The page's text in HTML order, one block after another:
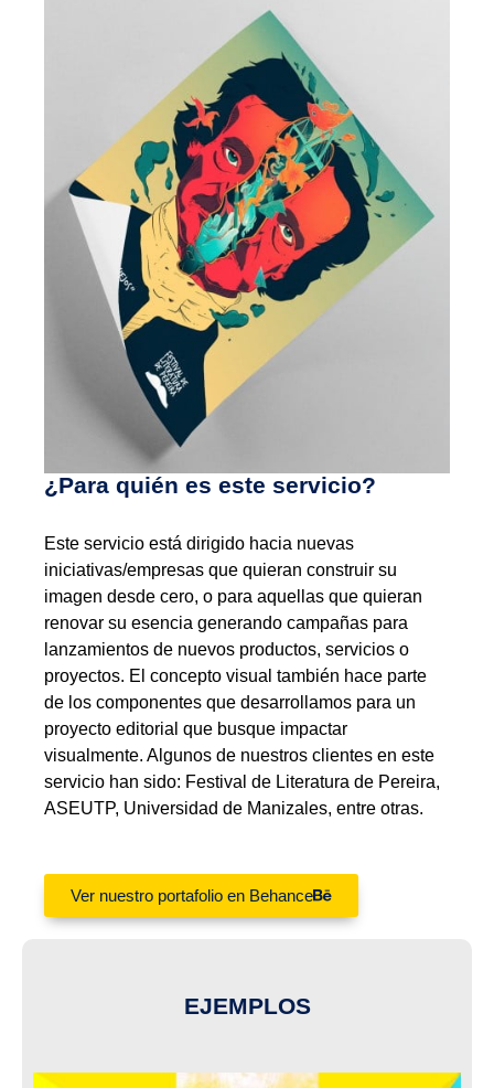
¿Para quién es este servicio?
Este servicio está dirigido hacia nuevas
iniciativas/empresas que quieran construir su
imagen desde cero, o para aquellas que quieran
renovar su esencia generando campañas para
lanzamientos de nuevos productos, servicios o
proyectos. El concepto visual también hace parte
de los componentes que desarrollamos para un
proyecto editorial que busque impactar
visualmente. Algunos de nuestros clientes en este
servicio han sido: Festival de Literatura de Pereira,
ASEUTP, Universidad de Manizales, entre otras.
Ver nuestro portafolio en Behance
EJEMPLOS